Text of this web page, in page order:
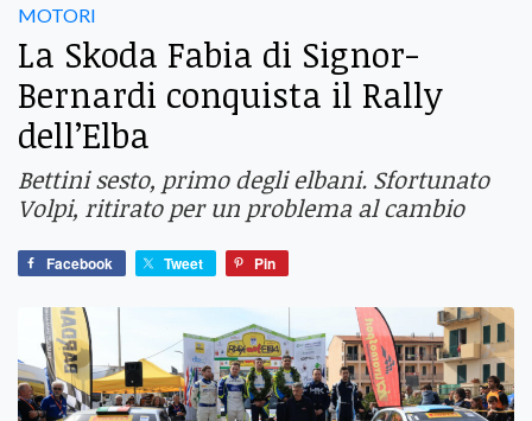
MOTORI
La Skoda Fabia di Signor-
Bernardi conquista il Rally
dell’Elba
Bettini sesto, primo degli elbani. Sfortunato
Volpi, ritirato per un problema al cambio
Facebook Tweet Pin